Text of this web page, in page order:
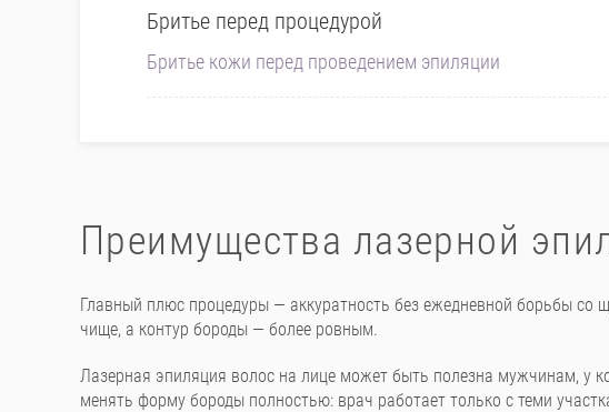
Бритье перед процедурой
Бритье кожи перед проведением эпиляции
Преимущества лазерной
Главный плюс процедуры — аккуратность без ежедневной борьбы со
чище, а контур бороды — более ровным.
Лазерная эпиляция волос на лице может быть полезна мужчинам, у
менять форму бороды полностью: врач работает только с теми